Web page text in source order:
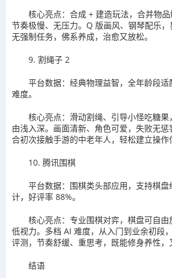
核心亮点：合成 + 建造玩法，合并物品
节奏极慢、无压力。Q 版画风、钢琴配乐，
无强制任务，佛系养成，治愈又放松。
9. 割绳子 2
平台数据：经典物理益智，全年龄段
难度。
核心亮点：滑动割绳、引导小怪吃糖
由浅入深。画面清新、角色可爱，失败无
合初次接触手游的中老年人，轻松建立操作
10. 腾讯围棋
平台数据：围棋类头部应用，支持棋
计，好评率 88%。
核心亮点：专业围棋对弈，棋盘可自
低视力。多档 AI 难度，从入门到业余初段
评测，节奏舒缓、重思考，既能修身养性，
结语